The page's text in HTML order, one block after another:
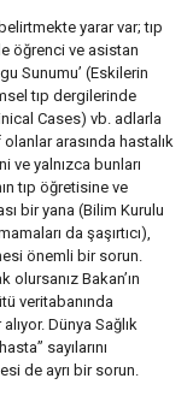
yarar var; tıp
öğrenci ve asistan
Sunumu’ (Eskilerin
tıp dergilerinde
Cases) vb. adlarla
arasında hastalık
ve yalnızca bunları
tıp öğretisine ve
bir yana (Bilim Kurulu
da şaşırtıcı),
önemli bir sorun.
olursanız Bakan’ın
veritabanında
Dünya Sağlık
sayılarını
de ayrı bir sorun.